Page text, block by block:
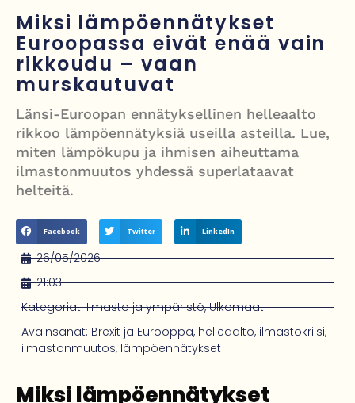
Mies syytteessä, kun auto rysäytti läpi keilahallin seinän Derbyshiressä
New Yorkin NBA-mestaruusjuhlat riistäytyivät käsistä – teini ammuttiin
ja busseja sytytettiin tuleen Manhattanilla
Kimi ja Minttu Räikkönen juhlivat 10-vuotishääpäiväänsä – näin F1-
tähti muisti rakastaan
Nigel Farage vaatii ulkomaalaisten sulkemista pois sosiaalisesta
Miksi lämpöennätykset
Euroopassa eivät enää vain
rikkoudu – vaan
murskautuvat
Länsi-Euroopan ennätyksellinen helleaalto
rikkoo lämpöennätyksiä useilla asteilla. Lue,
miten lämpökupu ja ihmisen aiheuttama
ilmastonmuutos yhdessä superlataavat
helteitä.
Facebook Twitter LinkedIn
26/05/2026
21:03
Kategoriat: Ilmasto ja ympäristö,Ulkomaat
Avainsanat: Brexit ja Eurooppa, helleaalto, ilmastokriisi,
ilmastonmuutos, lämpöennätykset
Miksi lämpöennätykset